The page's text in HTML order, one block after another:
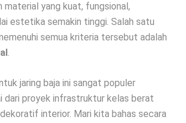
material yang kuat, fungsional,
estetika semakin tinggi. Salah satu
semua kriteria tersebut adalah
.
jaring baja ini sangat populer
dari proyek infrastruktur kelas berat
interior. Mari kita bahas secara